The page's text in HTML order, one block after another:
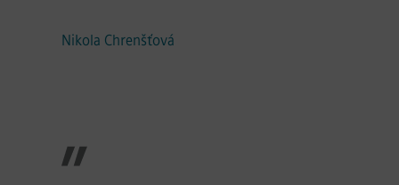
Nikola Chrenšťová